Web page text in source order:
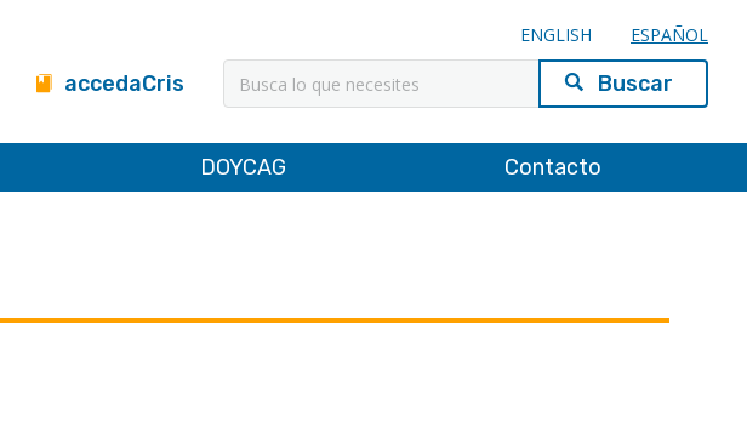
ENGLISH ESPAÑOL
accedaCris Buscar
DOYCAG Contacto